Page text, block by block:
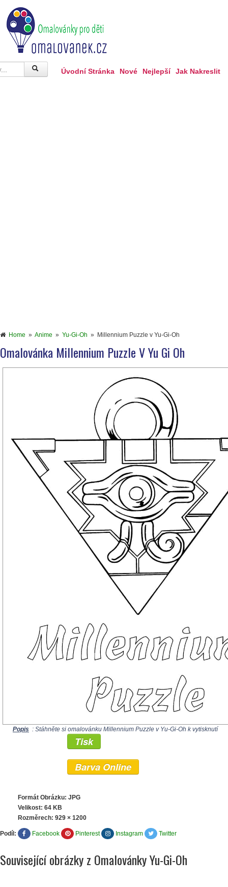
Úvodní Stránka Nové Nejlepší Jak Nakreslit
Home » Anime » Yu-Gi-Oh » Millennium Puzzle v Yu-Gi-Oh
Omalovánka Millennium Puzzle V Yu Gi Oh
Popis : Stáhněte si omalovánku Millennium Puzzle v Yu-Gi-Oh k vytisknutí
Tisk
Barva Online
Formát Obrázku: JPG
Velikost: 64 KB
Rozměrech: 929 × 1200
Podíl: Facebook Pinterest Instagram Twitter
Související obrázky z Omalovánky Yu-Gi-Oh